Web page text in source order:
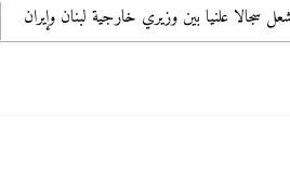
سجالا علنيا بين وزيري خارجية لبنان وإيران